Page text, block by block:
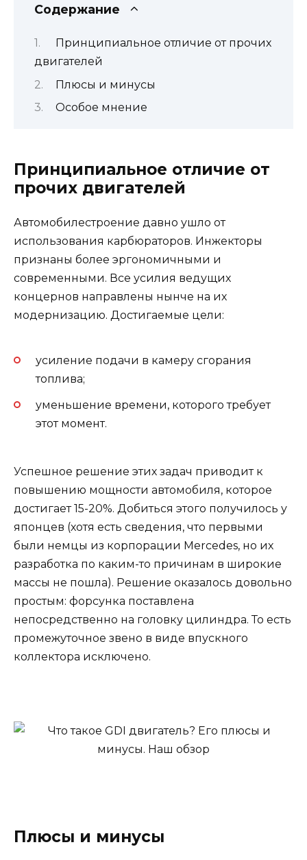
Содержание
Принципиальное отличие от прочих
двигателей
Плюсы и минусы
Особое мнение
Принципиальное отличие от
прочих двигателей
Автомобилестроение давно ушло от
использования карбюраторов. Инжекторы
признаны более эргономичными и
современными. Все усилия ведущих
концернов направлены нынче на их
модернизацию. Достигаемые цели:
усиление подачи в камеру сгорания
топлива;
уменьшение времени, которого требует
этот момент.
Успешное решение этих задач приводит к
повышению мощности автомобиля, которое
достигает 15-20%. Добиться этого получилось у
японцев (хотя есть сведения, что первыми
были немцы из корпорации Mercedes, но их
разработка по каким-то причинам в широкие
массы не пошла). Решение оказалось довольно
простым: форсунка поставлена
непосредственно на головку цилиндра. То есть
промежуточное звено в виде впускного
коллектора исключено.
Плюсы и минусы